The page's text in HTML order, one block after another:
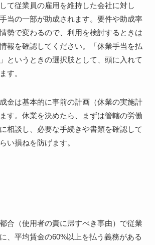
て従業員の雇用を維持した会社に対し
当の一部が助成されます。要件や助成率
勢で変わるので、利用を検討するときは
報を確認してください。「休業手当を払
というときの選択肢として、頭に入れて
す。
金は基本的に事前の計画（休業の実施計
す。休業を決めたら、まずは管轄の労働
相談し、必要な手続きや書類を確認して
い損ねを防げます。
合（使用者の責に帰すべき事由）で従業
、平均賃金の60%以上を払う義務がある